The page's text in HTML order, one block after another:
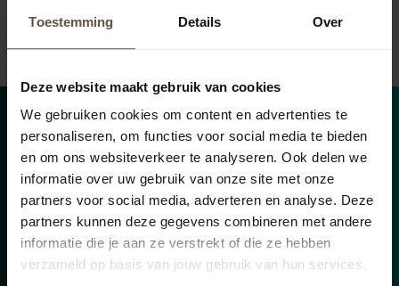
Toestemming Details Over
Deze website maakt gebruik van cookies
We gebruiken cookies om content en advertenties te
personaliseren, om functies voor social media te bieden
en om ons websiteverkeer te analyseren. Ook delen we
informatie over uw gebruik van onze site met onze
partners voor social media, adverteren en analyse. Deze
partners kunnen deze gegevens combineren met andere
informatie die je aan ze verstrekt of die ze hebben
verzameld op basis van jouw gebruik van hun services.
Blijf op de hoogte!
Schrijf je in voor onze
nieuwsbrief.
Wil je niets missen? Meld je dan aan en ontvang